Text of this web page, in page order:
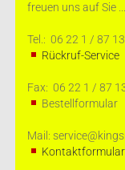
freuen uns auf Sie ...
Tel.: 06 22 1 / 87
Rückruf-Service
Fax: 06 22 1 / 87
Bestellformular
Mail:
Kontaktformular